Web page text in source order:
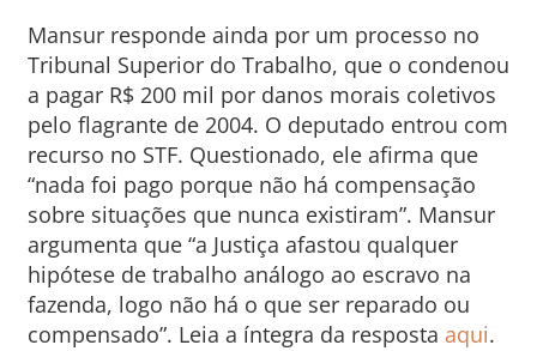
Mansur responde ainda por um processo no
Tribunal Superior do Trabalho, que o condenou
a pagar R$ 200 mil por danos morais coletivos
pelo flagrante de 2004. O deputado entrou com
recurso no STF. Questionado, ele afirma que
“nada foi pago porque não há compensação
sobre situações que nunca existiram”. Mansur
argumenta que “a Justiça afastou qualquer
hipótese de trabalho análogo ao escravo na
fazenda, logo não há o que ser reparado ou
compensado”. Leia a íntegra da resposta aqui.